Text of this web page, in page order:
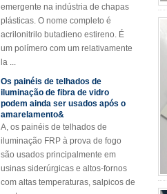
FRP
Perfis de FRP de
reforçado com fibra
Folha de cobertura
revestida de fibra
de vidro reforçada
em gel revestida de
gel FRP
SMC BMC Fibra De
Vidro Resina
Composto FRP
plásticas. O nome completo é
acrilonitrilo butadieno estireno. É
um polímero com um relativamente
la ...
Os painéis de telhados de
iluminação de fibra de vidro
podem ainda ser usados ​​após o
amarelamento&
A, os painéis de telhados de
iluminação FRP à prova de fogo
são usados ​​principalmente em
usinas siderúrgicas e altos-fornos
com altas temperaturas, salpicos de
ponto ...